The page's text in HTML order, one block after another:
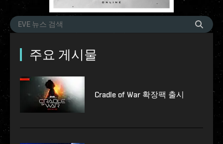
주요 게시물
Cradle of War 확장팩 출시